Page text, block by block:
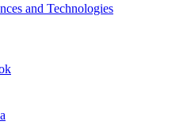
and Technologies